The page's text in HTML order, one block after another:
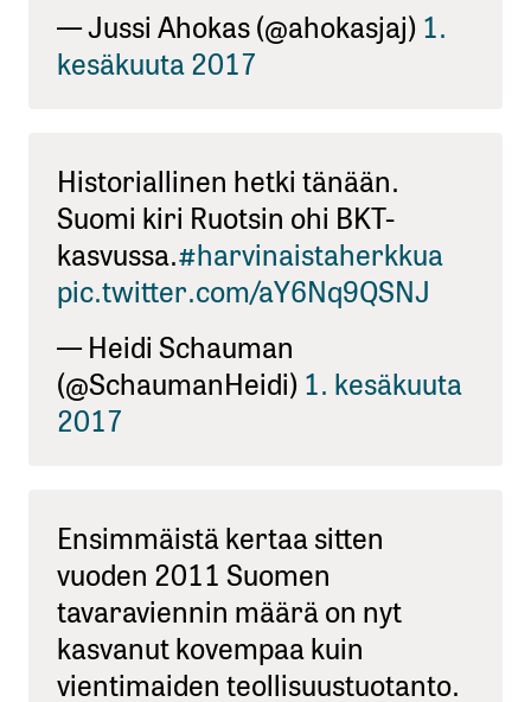
— Jussi Ahokas (@ahokasjaj)1.
kesäkuuta 2017
Historiallinen hetki tänään.
Suomi kiri Ruotsin ohi BKT-
kasvussa.#harvinaistaherkkua
pic.twitter.com/aY6Nq9QSNJ
— Heidi Schauman
(@SchaumanHeidi)1. kesäkuuta
2017
Ensimmäistä kertaa sitten
vuoden 2011 Suomen
tavaraviennin määrä on nyt
kasvanut kovempaa kuin
vientimaiden teollisuustuotanto.